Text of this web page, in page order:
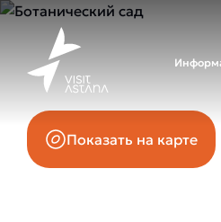
Проспект Кабанбай
Показать на карте